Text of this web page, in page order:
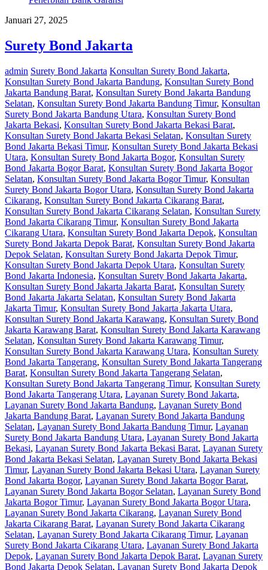
Januari 27, 2025
Surety Bond Jakarta
admin Surety Bond Jakarta Konsultan Surety Bond Jakarta,
Konsultan Surety Bond Jakarta Bandung, Konsultan Surety Bond
Jakarta Bandung Barat, Konsultan Surety Bond Jakarta Bandung
Selatan, Konsultan Surety Bond Jakarta Bandung Timur, Konsultan
Surety Bond Jakarta Bandung Utara, Konsultan Surety Bond
Jakarta Bekasi, Konsultan Surety Bond Jakarta Bekasi Barat,
Konsultan Surety Bond Jakarta Bekasi Selatan, Konsultan Surety
Bond Jakarta Bekasi Timur, Konsultan Surety Bond Jakarta Bekasi
Utara, Konsultan Surety Bond Jakarta Bogor, Konsultan Surety
Bond Jakarta Bogor Barat, Konsultan Surety Bond Jakarta Bogor
Selatan, Konsultan Surety Bond Jakarta Bogor Timur, Konsultan
Surety Bond Jakarta Bogor Utara, Konsultan Surety Bond Jakarta
Cikarang, Konsultan Surety Bond Jakarta Cikarang Barat,
Konsultan Surety Bond Jakarta Cikarang Selatan, Konsultan Surety
Bond Jakarta Cikarang Timur, Konsultan Surety Bond Jakarta
Cikarang Utara, Konsultan Surety Bond Jakarta Depok, Konsultan
Surety Bond Jakarta Depok Barat, Konsultan Surety Bond Jakarta
Depok Selatan, Konsultan Surety Bond Jakarta Depok Timur,
Konsultan Surety Bond Jakarta Depok Utara, Konsultan Surety
Bond Jakarta Indonesia, Konsultan Surety Bond Jakarta Jakarta,
Konsultan Surety Bond Jakarta Jakarta Barat, Konsultan Surety
Bond Jakarta Jakarta Selatan, Konsultan Surety Bond Jakarta
Jakarta Timur, Konsultan Surety Bond Jakarta Jakarta Utara,
Konsultan Surety Bond Jakarta Karawang, Konsultan Surety Bond
Jakarta Karawang Barat, Konsultan Surety Bond Jakarta Karawang
Selatan, Konsultan Surety Bond Jakarta Karawang Timur,
Konsultan Surety Bond Jakarta Karawang Utara, Konsultan Surety
Bond Jakarta Tangerang, Konsultan Surety Bond Jakarta Tangerang
Barat, Konsultan Surety Bond Jakarta Tangerang Selatan,
Konsultan Surety Bond Jakarta Tangerang Timur, Konsultan Surety
Bond Jakarta Tangerang Utara, Layanan Surety Bond Jakarta,
Layanan Surety Bond Jakarta Bandung, Layanan Surety Bond
Jakarta Bandung Barat, Layanan Surety Bond Jakarta Bandung
Selatan, Layanan Surety Bond Jakarta Bandung Timur, Layanan
Surety Bond Jakarta Bandung Utara, Layanan Surety Bond Jakarta
Bekasi, Layanan Surety Bond Jakarta Bekasi Barat, Layanan Surety
Bond Jakarta Bekasi Selatan, Layanan Surety Bond Jakarta Bekasi
Timur, Layanan Surety Bond Jakarta Bekasi Utara, Layanan Surety
Bond Jakarta Bogor, Layanan Surety Bond Jakarta Bogor Barat,
Layanan Surety Bond Jakarta Bogor Selatan, Layanan Surety Bond
Jakarta Bogor Timur, Layanan Surety Bond Jakarta Bogor Utara,
Layanan Surety Bond Jakarta Cikarang, Layanan Surety Bond
Jakarta Cikarang Barat, Layanan Surety Bond Jakarta Cikarang
Selatan, Layanan Surety Bond Jakarta Cikarang Timur, Layanan
Surety Bond Jakarta Cikarang Utara, Layanan Surety Bond Jakarta
Depok, Layanan Surety Bond Jakarta Depok Barat, Layanan Surety
Bond Jakarta Depok Selatan, Layanan Surety Bond Jakarta Depok